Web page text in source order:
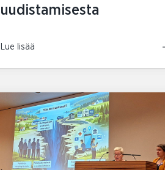
uudistamisesta
Lue lisää